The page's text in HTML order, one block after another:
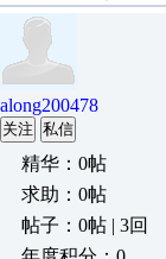
along200478
关注 私信
精华：0帖
求助：0帖
帖子：0帖 | 3回